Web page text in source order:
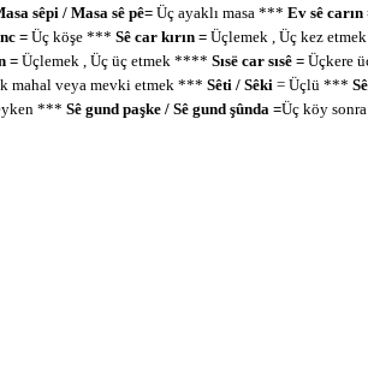
sêpi / Masa sê pê=Üç ayaklı masa *** Ev sê carın
=Üç köşe *** Sê car kırın = Üçlemek , Üç kez
=Üçlemek , Üç üç etmek **** Sısë car sısê = Üçkere
mahal veya mevki etmek *** Sêti / Sêki= Üçlü ***
*** Sê gund paşke / Sê gund şûnda =Üç köy sonra